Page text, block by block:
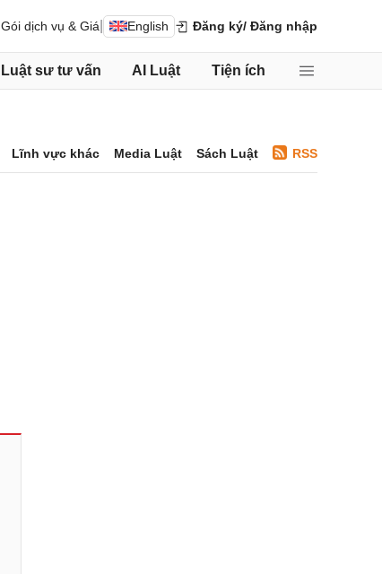
Gói dịch vụ & Giá English Đăng ký/ Đăng nhập
Luật sư tư vấn AI Luật Tiện ích
Lĩnh vực khác Media Luật Sách Luật RSS